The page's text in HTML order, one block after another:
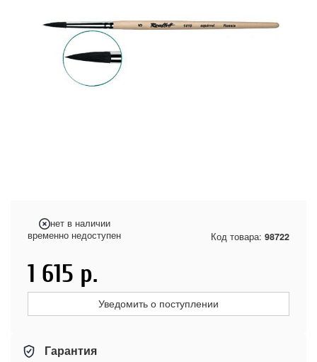
нет в наличии
временно недоступен
Код товара: 98722
1 615 р.
Уведомить о поступлении
Гарантия